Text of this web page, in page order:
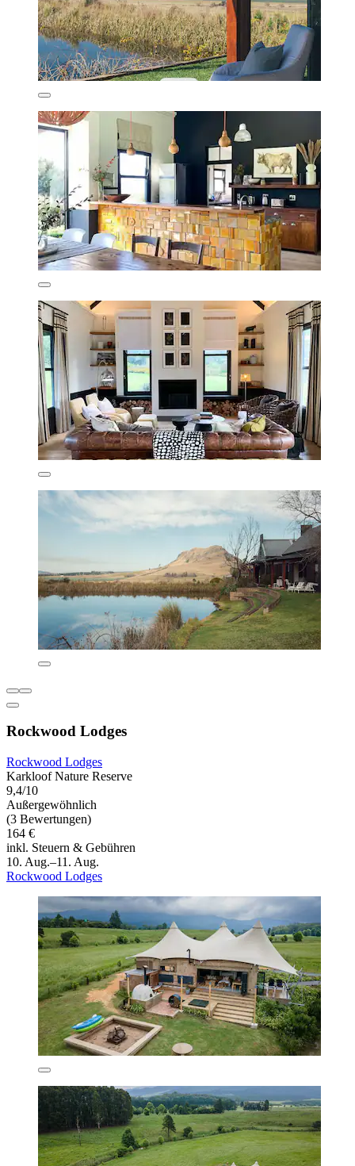
Rockwood Lodges
Rockwood Lodges
Karkloof Nature Reserve
9,4/10
Außergewöhnlich
(3 Bewertungen)
164 €
inkl. Steuern & Gebühren
10. Aug.–11. Aug.
Rockwood Lodges